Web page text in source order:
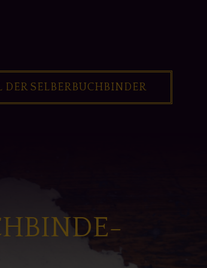
DER SELBERBUCHBINDER